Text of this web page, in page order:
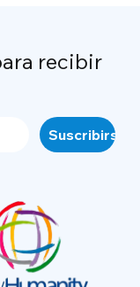
recibir